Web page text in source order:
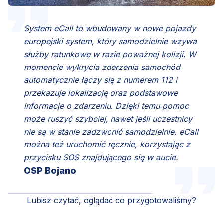
System eCall to wbudowany w nowe pojazdy
europejski system, który samodzielnie wzywa
służby ratunkowe w razie poważnej kolizji. W
momencie wykrycia zderzenia samochód
automatycznie łączy się z numerem 112 i
przekazuje lokalizację oraz podstawowe
informacje o zdarzeniu. Dzięki temu pomoc
może ruszyć szybciej, nawet jeśli uczestnicy
nie są w stanie zadzwonić samodzielnie. eCall
można też uruchomić ręcznie, korzystając z
przycisku SOS znajdującego się w aucie.
OSP Bojano
Lubisz czytać, oglądać co przygotowaliśmy?